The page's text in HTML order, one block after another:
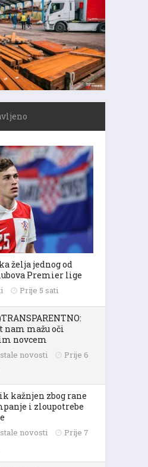
želja jednog od
Premier lige
Prije 5 sati
nam mažu oči
novcem
novosti
Prije 6
kažnjen zbog rane
i zloupotrebe
novosti
Prije 7